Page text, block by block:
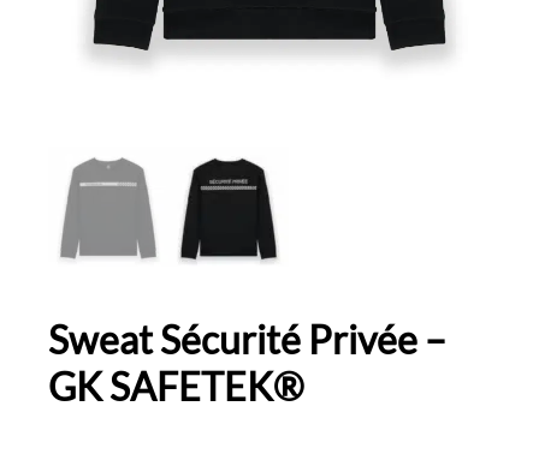
Sweat Sécurité Privée –
GK SAFETEK®